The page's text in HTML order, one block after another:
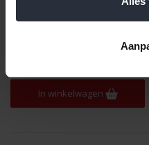
In winkelwagen